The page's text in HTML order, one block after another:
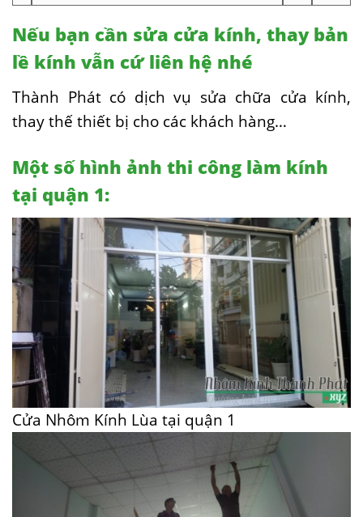
Nếu bạn cần sửa cửa kính, thay bản
lề kính vẫn cứ liên hệ nhé
Thành Phát có dịch vụ sửa chữa cửa kính,
thay thế thiết bị cho các khách hàng…
Một số hình ảnh thi công làm kính
tại quận 1:
Cửa Nhôm Kính Lùa tại quận 1